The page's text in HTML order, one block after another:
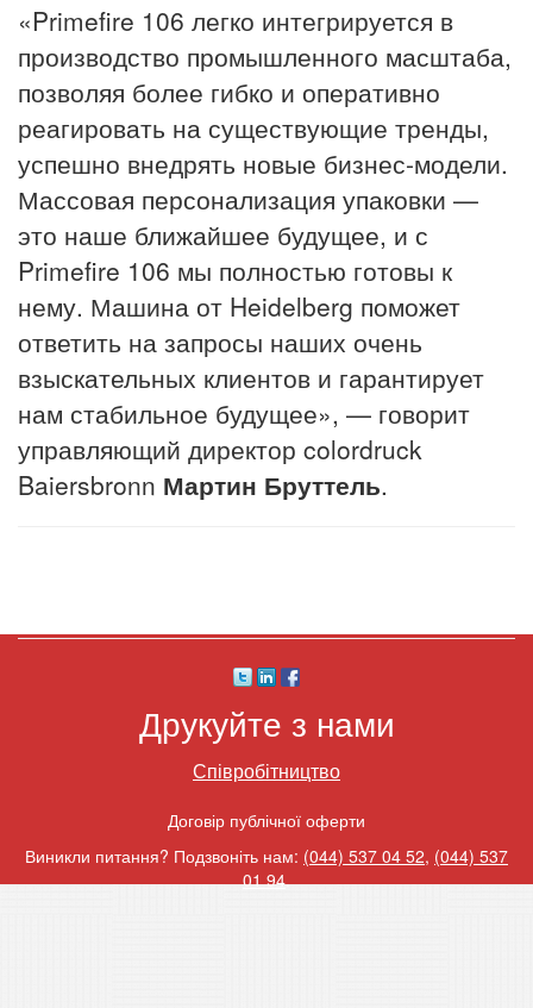
«Primefire 106 легко интегрируется в
производство промышленного масштаба,
позволяя более гибко и оперативно
реагировать на существующие тренды,
успешно внедрять новые бизнес-модели.
Массовая персонализация упаковки —
это наше ближайшее будущее, и с
Primefire 106 мы полностью готовы к
нему. Машина от Heidelberg поможет
ответить на запросы наших очень
взыскательных клиентов и гарантирует
нам стабильное будущее», — говорит
управляющий директор colordruck
Baiersbronn Мартин Бруттель.
Друкуйте з нами
Співробітництво
Договір публічної оферти
Виникли питання? Подзвоніть нам: (044) 537 04 52, (044) 537
01 94.